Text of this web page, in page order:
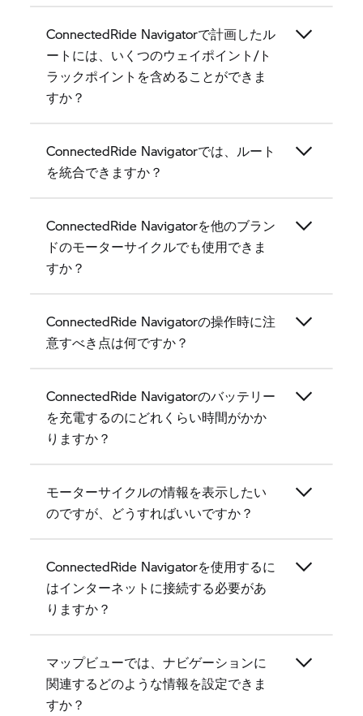
ConnectedRide Navigatorで計画したル
ートには、いくつのウェイポイント/ト
ラックポイントを含めることができま
すか？
ConnectedRide Navigatorでは、ルート
を統合できますか？
ConnectedRide Navigatorを他のブラン
ドのモーターサイクルでも使用できま
すか？
ConnectedRide Navigatorの操作時に注
意すべき点は何ですか？
ConnectedRide Navigatorのバッテリー
を充電するのにどれくらい時間がかか
りますか？
モーターサイクルの情報を表示したい
のですが、どうすればいいですか？
ConnectedRide Navigatorを使用するに
はインターネットに接続する必要があ
りますか？
マップビューでは、ナビゲーションに
関連するどのような情報を設定できま
すか？